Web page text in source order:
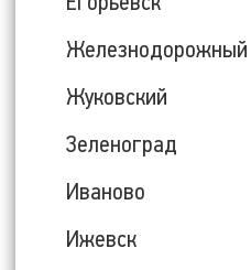
Железнодорожный
Жуковский
Зеленоград
Иваново
Ижевск